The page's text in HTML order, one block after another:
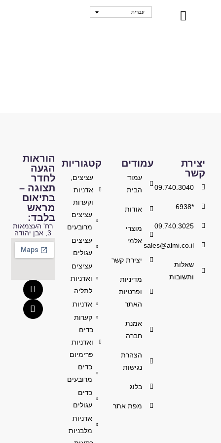
עברית
הוראות
הגעה
לחדר
תצוגה –
בתיאום
מראש
בלבד:
רח' העצמאות
3, אבן יהודה
קטגוריות
עציצים,
אדניות
וקערות
עציצים
מרובעים
עציצים
עגולים
עציצים
ואדניות
לתליה
אדניות
קערות
כדים
ואדניות
פרימיום
כדים
מרובעים
כדים
עגולים
אדניות
מלבניות
עמודים
עמוד
הבית
אודות
מוצרי
אלמי
יצירת קשר
מדיניות
ופרטיות
האתר
אמנת
חברה
הצהרת
נגישות
בלוג
מפת אתר
יצירת
קשר
09.740.3040
*6938
09.740.3025
sales@almi.co.il
שאלות
ותשובות